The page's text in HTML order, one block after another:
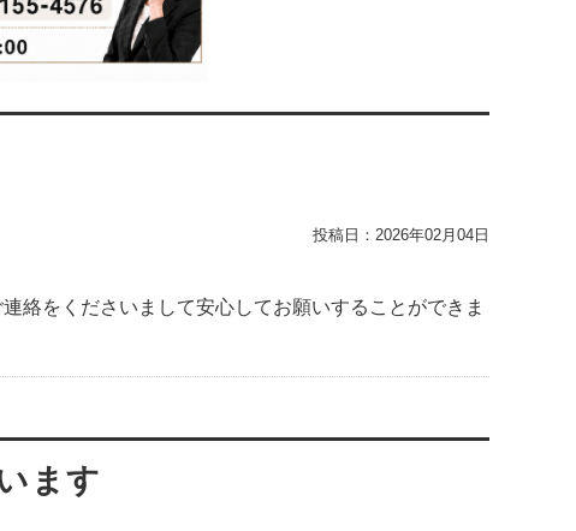
投稿日： 2026年02月04日
絡をくださいまして安心してお願いすることができま